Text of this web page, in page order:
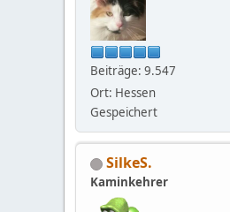
Beiträge: 9.547
Ort: Hessen
Gespeichert
SilkeS.
Kaminkehrer